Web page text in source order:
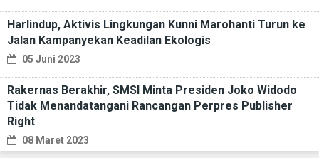
Harlindup, Aktivis Lingkungan Kunni Marohanti Turun ke
Jalan Kampanyekan Keadilan Ekologis
05 Juni 2023
Rakernas Berakhir, SMSI Minta Presiden Joko Widodo
Tidak Menandatangani Rancangan Perpres Publisher
Right
08 Maret 2023